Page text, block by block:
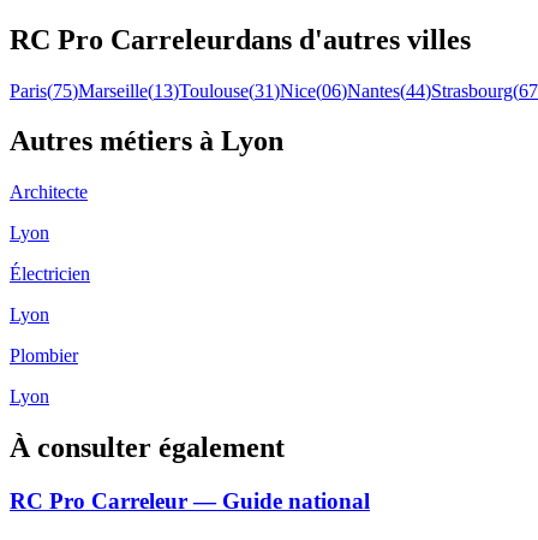
RC Pro Carreleurdans d'autres villes
Paris(75)Marseille(13)Toulouse(31)Nice(06)Nantes(44)Strasbourg(67
Autres métiers à Lyon
Architecte
Lyon
Électricien
Lyon
Plombier
Lyon
À consulter également
RC Pro Carreleur — Guide national